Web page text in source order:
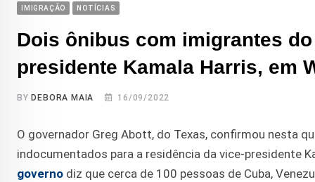
IMIGRAÇÃO NOTÍCIAS
Dois ônibus com imigrantes
presidente Kamala Harris, em
BY DEBORA MAIA 16/09/2022
O governador Greg Abott, do Texas, confirmou nesta
indocumentados para a residência da vice-presidente
governo diz que cerca de 100 pessoas de Cuba,